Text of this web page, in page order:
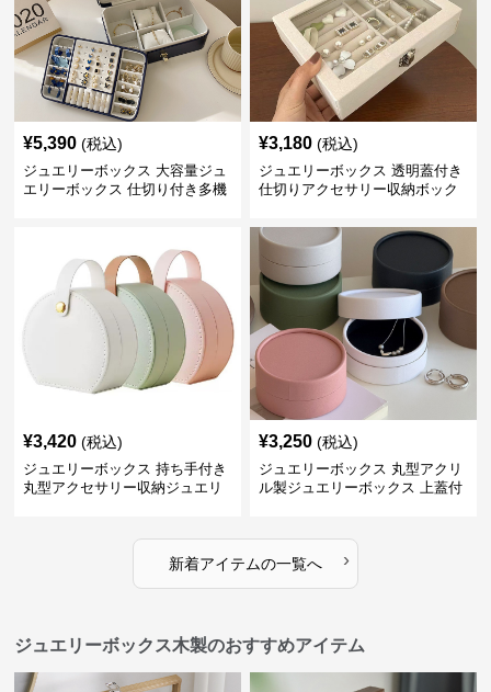
¥5,390 (税込)
ジュエリーボックス 大容量ジュ
エリーボックス 仕切り付き多機
¥3,180 (税込)
ジュエリーボックス 透明蓋付き
仕切りアクセサリー収納ボック
¥3,420 (税込)
ジュエリーボックス 持ち手付き
丸型アクセサリー収納ジュエリ
¥3,250 (税込)
ジュエリーボックス 丸型アクリ
ル製ジュエリーボックス 上蓋付
新着アイテムの一覧へ ›
ジュエリーボックス木製のおすすめアイテム